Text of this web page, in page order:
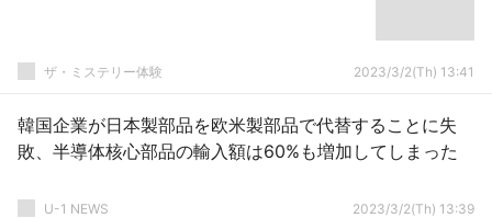
ザ・ミステリー体験 2023/3/2(Th) 13:41
韓国企業が日本製部品を欧米製部品で代替することに失
敗、半導体核心部品の輸入額は60%も増加してしまった
U-1 NEWS 2023/3/2(Th) 13:39